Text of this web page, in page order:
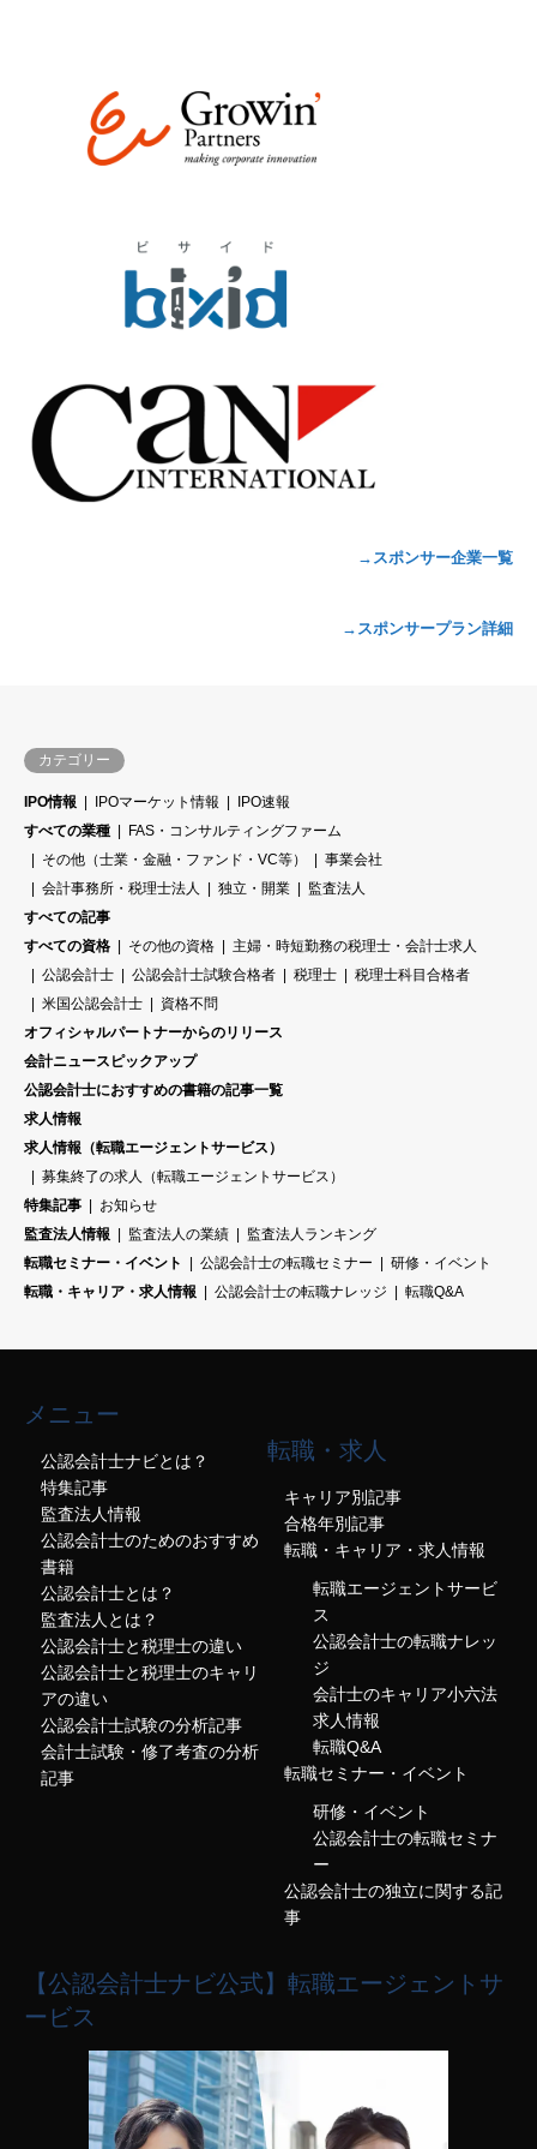
→スポンサー企業一覧
→スポンサープラン詳細
カテゴリー
IPO情報 IPOマーケット情報
IPO速報
すべての業種
FAS・コンサルティングファーム
その他（士業・金融・ファンド・VC等）
事業会社
会計事務所・税理士法人
独立・開業
監査法人
すべての記事
すべての資格
その他の資格
主婦・時短勤務の税理士・会計士求人
公認会計士
公認会計士試験合格者 税理士
税理士科目合格者
米国公認会計士
資格不問
オフィシャルパートナーからのリリース
会計ニュースピックアップ
公認会計士におすすめの書籍の記事一覧
求人情報
求人情報（転職エージェントサービス）
募集終了の求人（転職エージェントサービス）
特集記事
お知らせ
監査法人情報
監査法人の業績
監査法人ランキング
転職セミナー・イベント
公認会計士の転職セミナー
研修・イベント
転職・キャリア・求人情報
公認会計士の転職ナレッジ 転職Q&A
メニュー
公認会計士ナビとは？
特集記事
監査法人情報
公認会計士のためのおすすめ
書籍
公認会計士とは？
監査法人とは？
公認会計士と税理士の違い
公認会計士と税理士のキャリ
アの違い
公認会計士試験の分析記事
会計士試験・修了考査の分析
記事
転職・求人
キャリア別記事
合格年別記事
転職・キャリア・求人情報
転職エージェントサービ
ス
公認会計士の転職ナレッ
ジ
会計士のキャリア小六法
求人情報
転職Q&A
転職セミナー・イベント
研修・イベント
公認会計士の転職セミナ
ー
公認会計士の独立に関する記
事
【公認会計士ナビ公式】転職エージェントサ
ービス